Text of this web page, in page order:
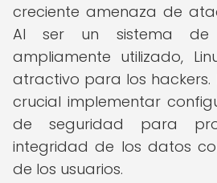
creciente amenaza de
Al ser un sistema de
ampliamente utilizado,
atractivo para los hackers.
crucial implementar
de seguridad para
integridad de los datos
de los usuarios.